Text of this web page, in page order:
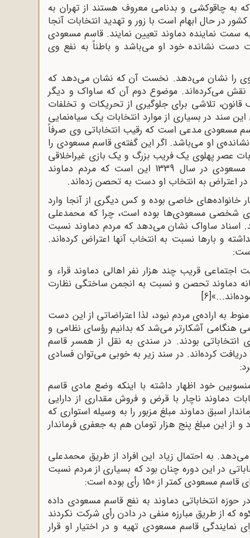
به چاقوکشی و بدنامی معروف هستند از تهران به
در حال ابهام است با زور و تهدید انتخابات آنجا
سمت نماینده دماوند تعیین نمایند. قاسم مسعودی
‌نشانده خود او می‌باشد و باطناً به نفع وی
را نشان می‌دهد. نخست آن که نشان می‌دهد که
می‌کرده‌اند. موضوع دوم آن که ساواک و دیگر
قانون، تلاشی برای جلوگیری از تحریکات و تخلفات
سند در بسیاری از موارد انتخابات یک سیاه‌نمایی
مسعودی مدعی است که رقیب انتخاباتی وی صرفاً
او می‌باشد. اگر این گفته‌ی قاسم مسعودی را
عصر پهلوی یک فریب بزرگ و یک بازی غیراخلاقی
بوده است. نکته‌ی تأمل برانگیز در مورد انتخاب قاسم مسعودی در سال 1339 این است که مردم دماوند
اعتراض به انتخاب او دست به تحصن زده‌اند.
خانواده‌های خاصی بوده و کس دیگری از آنجا وارد
شخصی مسعودی‌ها بوده است، چرا که محمدعلی
اسناد ساواک نشان می‌دهد که مردم دماوند نسبت
و بارها نسبت به انتخاب آنها اعتراض کرده‌‌اند.
قریب چند هزار نفر اهالی دماوند قراء و
دماوند تحصن و نسبت به انجمن ساختگی نظارت
[6]
به اراده‌‌ی مردم نبود، لذا اعتراضاتی از این دست
هنگامی آشکارتر می‌شد که بدانیم رؤسای نظامی و
انتخاباتی بودند. در سندی به نقل از همسر قاسم
کرده‌اند. در سند زیر به ‌خوبی می‌توان فسادی
خود اظهار داشته با اینکه وضع مادی قاسم
دماوند ناچار با قرض و فروش مقداری از دارایی
اسبق دماوند مبلغ مزبور را به وسیله‌ استواری که
از این مبلغ پنج هزار تومان هم به جعفری فرماندار
به احتمال زیاد این افراد از طریق محمدعلی
در این دوره چنان بود که بسیاری از مردم نسبت
کمتر از 150 رأی بوده است:
حوزه انتخاباتی دماوند به نفع قاسم مسعودی داده
فیروزکوه که از طریق مبارزه منفی در دادن رأی شرکت نکردند
نمایندگی قاسم مسعودی تهیه و در اختیار او قرار